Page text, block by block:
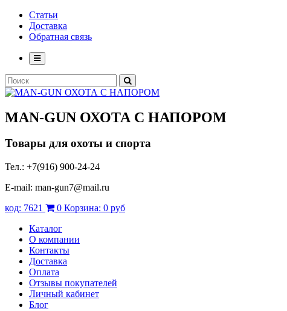
Статьи
Доставка
Обратная связь
MAN-GUN ОХОТА С НАПОРОМ
Товары для охоты и спорта
Тел.: +7(916) 900-24-24
E-mail: man-gun7@mail.ru
код: 7621 0 Корзина: 0 руб
Каталог
О компании
Контакты
Доставка
Оплата
Отзывы покупателей
Личный кабинет
Блог